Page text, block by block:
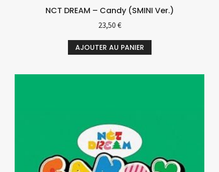
NCT DREAM – Candy (SMINI Ver.)
23,50 €
AJOUTER AU PANIER